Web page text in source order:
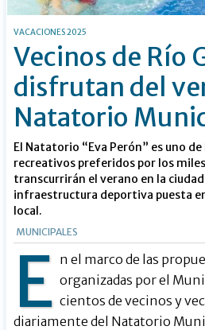
VACACIONES 2025
Vecinos de Río
disfrutan del
Natatorio
El Natatorio “Eva Perón” es uno
recreativos preferidos por los
transcurrirán el verano en la
infraestructura deportiva puesta
local.
MUNICIPALES
E n el marco de las
organizadas por el
cientos de vecinos y
diariamente del Natatorio